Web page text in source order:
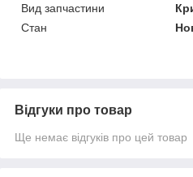
Вид запчастини
Стан
Відгуки про товар
Ще немає відгуків про цей товар